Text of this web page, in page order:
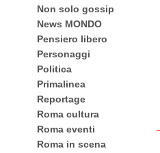
Non solo gossip
News MONDO
Pensiero libero
Personaggi
Politica
Primalinea
Reportage
Roma cultura
Roma eventi
Roma in scena